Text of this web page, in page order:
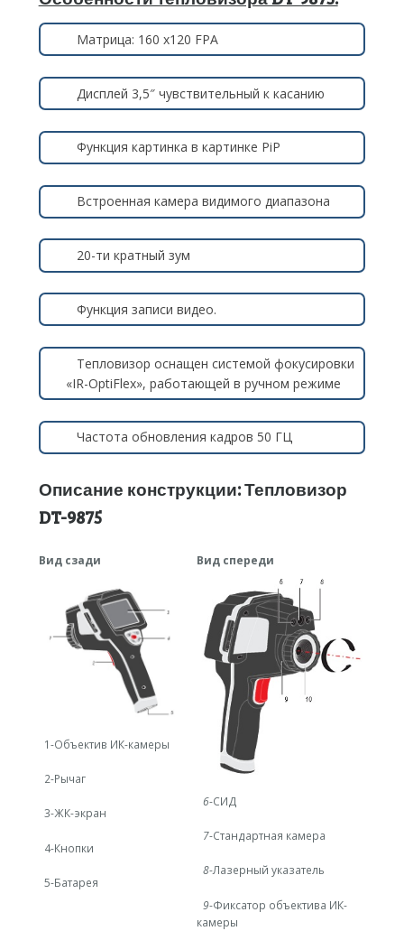
Матрица: 160 х120 FPA
Дисплей 3,5″ чувствительный к касанию
Функция картинка в картинке PiP
Встроенная камера видимого диапазона
20-ти кратный зум
Функция записи видео.
Тепловизор оснащен системой фокусировки
«IR-OptiFlex», работающей в ручном режиме
Частота обновления кадров 50 ГЦ
Описание конструкции: Тепловизор
DT-9875
Вид сзади
1-Объектив ИК-камеры
2-Рычаг
3-ЖК-экран
4-Кнопки
5-Батарея
Вид спереди
6-СИД
7-Стандартная камера
8-Лазерный указатель
9-Фиксатор объектива ИК-
камеры